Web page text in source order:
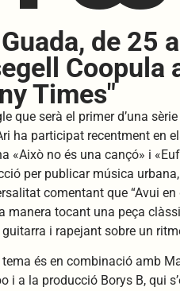
de 25
Coopula
Times"
que serà el primer d’una
ha participat recentment en
«Això no és una cançó» i
per publicar música
comentant que “Avui
manera tocant una peça
i rapejant sobre un
és en combinació amb
i a la producció Borys B, qui